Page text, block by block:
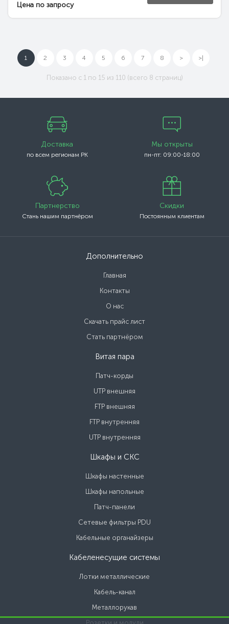
Цена по запросу
1 2 3 4 5 6 7 8 > >|
Показано с 1 по 15 из 110 (всего 8 страниц)
Доставка
по всем регионам РК
Мы открыты
пн-пт: 09:00-18:00
Партнерство
Стань нашим партнёром
Скидки
Постоянным клиентам
Дополнительно
Главная
Контакты
О нас
Скачать прайс лист
Стать партнёром
Витая пара
Патч-корды
UTP внешняя
FTP внешняя
FTP внутренняя
UTP внутренняя
Шкафы и СКС
Шкафы настенные
Шкафы напольные
Патч-панели
Сетевые фильтры PDU
Кабельные органайзеры
Кабеленесущие системы
Лотки металлические
Кабель-канал
Металлорукав